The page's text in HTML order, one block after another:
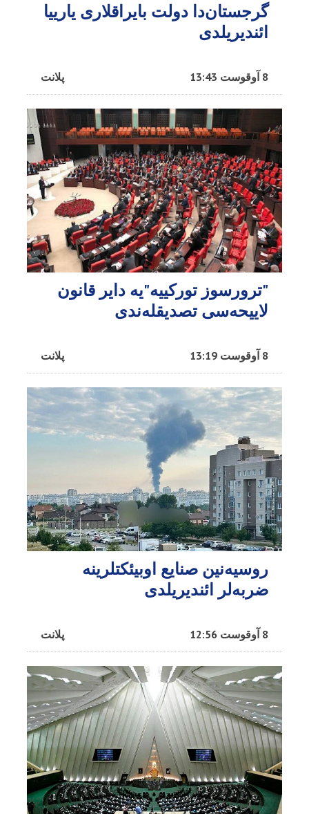
گرجستان‌دا دولت بایراقلاری یارییا
ائندیریلدی
پلانت 8 آوقوست 13:43
"ترورسوز تورکییه"یه دایر قانون
لاییحه‌سی تصدیقله‌ندی
پلانت 8 آوقوست 13:19
روسیه‌نین صنایع اوبیئکتلرینه
ضربه‌لر ائندیریلدی
پلانت 8 آوقوست 12:56